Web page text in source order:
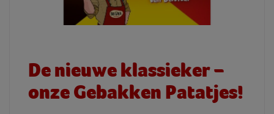
De nieuwe klassieker –
onze Gebakken Patatjes!